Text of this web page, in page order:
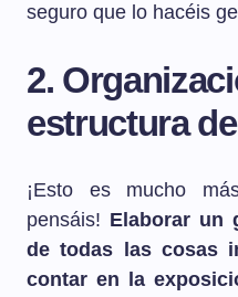
seguro que lo hacéis
2.
estructura
¡Esto es mucho
pensáis! Elaborar un
de todas las cosas
contar en la